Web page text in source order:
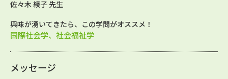
佐々木 綾子 先生
興味が湧いてきたら、この学問がオススメ！
国際社会学、社会福祉学
メッセージ